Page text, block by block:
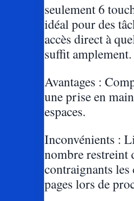
seulement 6
idéal pour des
accès direct à
suffit amplement.
Avantages :
une prise en
espaces.
Inconvénients :
nombre restreint
contraignants les
pages lors de